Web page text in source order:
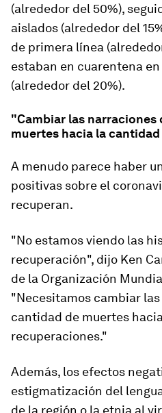
(alrededor del 50%),
aislados (alrededor del
de primera línea
estaban en cuarentena
(alrededor del 20%).
"Cambiar las narraciones
muertes hacia la
A menudo parece haber
positivas sobre el
recuperan.
"No estamos viendo las
recuperación", dijo Ken
de la Organización
"Necesitamos cambiar
cantidad de muertes
recuperaciones."
Además, los efectos
estigmatización del
de la región o la etnia al